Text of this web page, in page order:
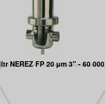
NEREZ FP 20 µm 3" - 60 000